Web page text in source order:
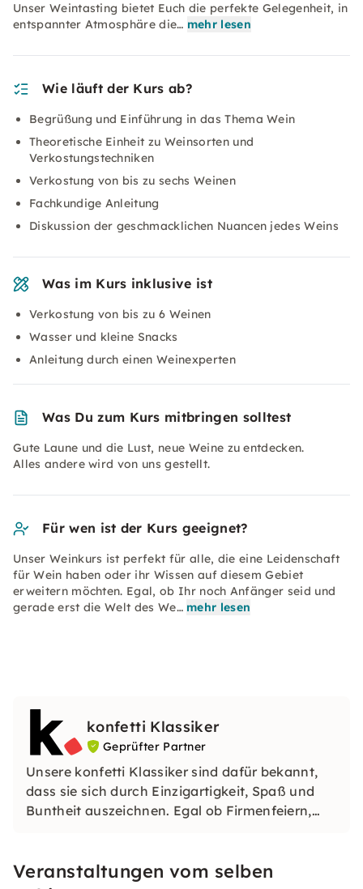
Unser Weintasting bietet Euch die perfekte Gelegenheit, in
entspannter Atmosphäre die… mehr lesen
Wie läuft der Kurs ab?
Begrüßung und Einführung in das Thema Wein
Theoretische Einheit zu Weinsorten und
Verkostungstechniken
Verkostung von bis zu sechs Weinen
Fachkundige Anleitung
Diskussion der geschmacklichen Nuancen jedes Weins
Was im Kurs inklusive ist
Verkostung von bis zu 6 Weinen
Wasser und kleine Snacks
Anleitung durch einen Weinexperten
Was Du zum Kurs mitbringen solltest
Gute Laune und die Lust, neue Weine zu entdecken.
Alles andere wird von uns gestellt.
Für wen ist der Kurs geeignet?
Unser Weinkurs ist perfekt für alle, die eine Leidenschaft
für Wein haben oder ihr Wissen auf diesem Gebiet
erweitern möchten. Egal, ob Ihr noch Anfänger seid und
gerade erst die Welt des We… mehr lesen
konfetti Klassiker
Geprüfter Partner
Unsere konfetti Klassiker sind dafür bekannt,
dass sie sich durch Einzigartigkeit, Spaß und
Buntheit auszeichnen. Egal ob Firmenfeiern,
erleben, welches Du so schnell nicht vergessen
Veranstaltungen vom selben